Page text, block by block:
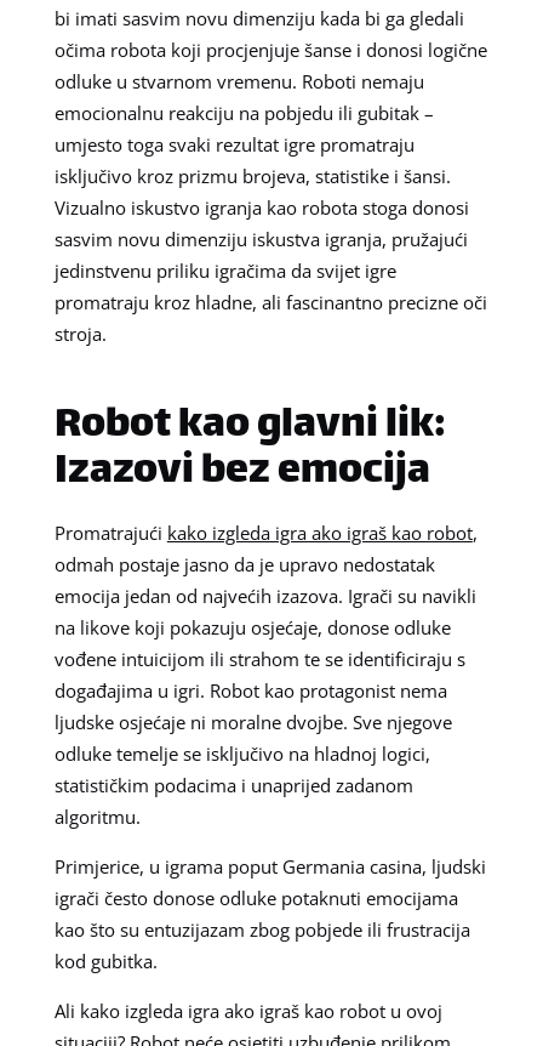
bi imati sasvim novu dimenziju kada bi ga gledali
očima robota koji procjenjuje šanse i donosi logične
odluke u stvarnom vremenu. Roboti nemaju
emocionalnu reakciju na pobjedu ili gubitak –
umjesto toga svaki rezultat igre promatraju
isključivo kroz prizmu brojeva, statistike i šansi.
Vizualno iskustvo igranja kao robota stoga donosi
sasvim novu dimenziju iskustva igranja, pružajući
jedinstvenu priliku igračima da svijet igre
promatraju kroz hladne, ali fascinantno precizne oči
stroja.
Robot kao glavni lik:
Izazovi bez emocija
Promatrajući kako izgleda igra ako igraš kao robot,
odmah postaje jasno da je upravo nedostatak
emocija jedan od najvećih izazova. Igrači su navikli
na likove koji pokazuju osjećaje, donose odluke
vođene intuicijom ili strahom te se identificiraju s
događajima u igri. Robot kao protagonist nema
ljudske osjećaje ni moralne dvojbe. Sve njegove
odluke temelje se isključivo na hladnoj logici,
statističkim podacima i unaprijed zadanom
algoritmu.
Primjerice, u igrama poput Germania casina, ljudski
igrači često donose odluke potaknuti emocijama
kao što su entuzijazam zbog pobjede ili frustracija
kod gubitka.
Ali kako izgleda igra ako igraš kao robot u ovoj